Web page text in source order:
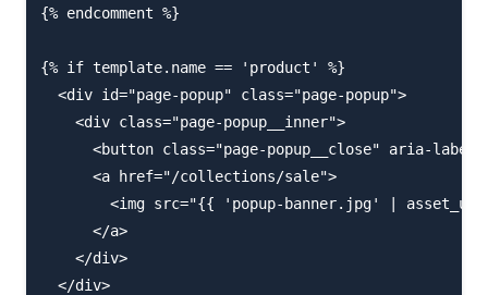
{% endcomment %}
{% if template.name == 'product' %}
  <div id="page-popup" class="page-popup">
    <div class="page-popup__inner">
<button class="page-popup__close" aria-
      <a href="/collections/sale">
<img src="{{ 'popup-banner.jpg' | asset_url
      </a>
    </div>
  </div>